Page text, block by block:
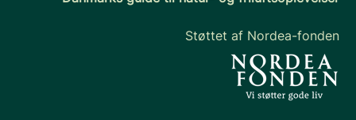
Støttet af Nordea-fonden